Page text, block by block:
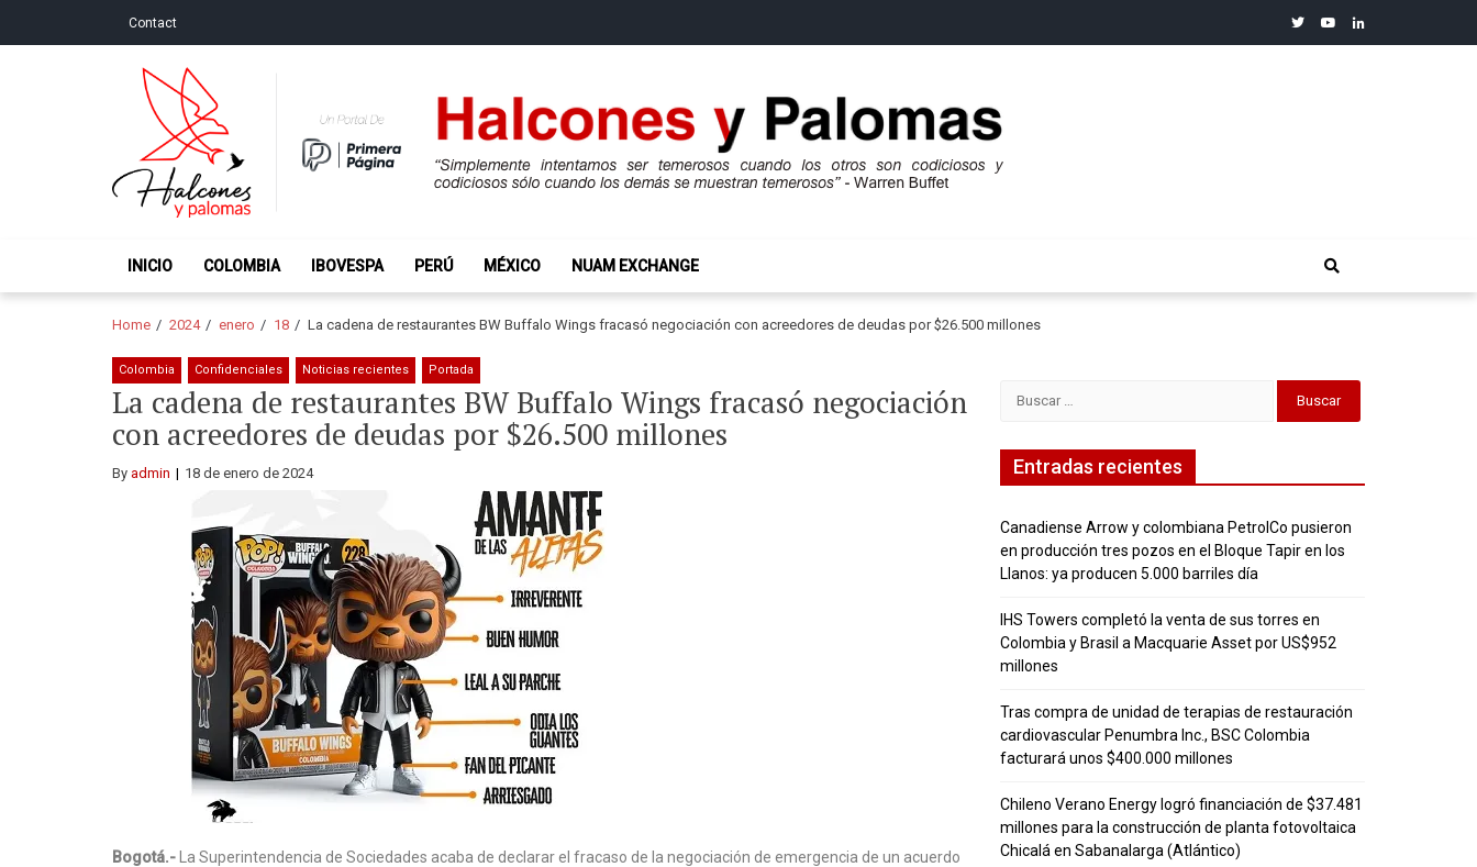
Contact twitteryoutubelinkedin
Halcones y Palomas
INICIO COLOMBIA IBOVESPA PERÚ MÉXICO NUAM EXCHANGE
Home 2024 enero 18 La cadena de restaurantes BW Buffalo Wings fracasó negociación con acreedores de deudas por $26.500 millones
Colombia Confidenciales Noticias recientes Portada
La cadena de restaurantes BW Buffalo Wings fracasó negociación
con acreedores de deudas por $26.500 millones
By admin 18 de enero de 2024
Bogotá.- La Superintendencia de Sociedades acaba de declarar el fracaso de la negociación de emergencia de un acuerdo
Entradas recientes
Canadiense Arrow y colombiana PetrolCo pusieron
en producción tres pozos en el Bloque Tapir en los
Llanos: ya producen 5.000 barriles día
IHS Towers completó la venta de sus torres en
Colombia y Brasil a Macquarie Asset por US$952
millones
Tras compra de unidad de terapias de restauración
cardiovascular Penumbra Inc., BSC Colombia
facturará unos $400.000 millones
Chileno Verano Energy logró financiación de $37.481
millones para la construcción de planta fotovoltaica
Chicalá en Sabanalarga (Atlántico)